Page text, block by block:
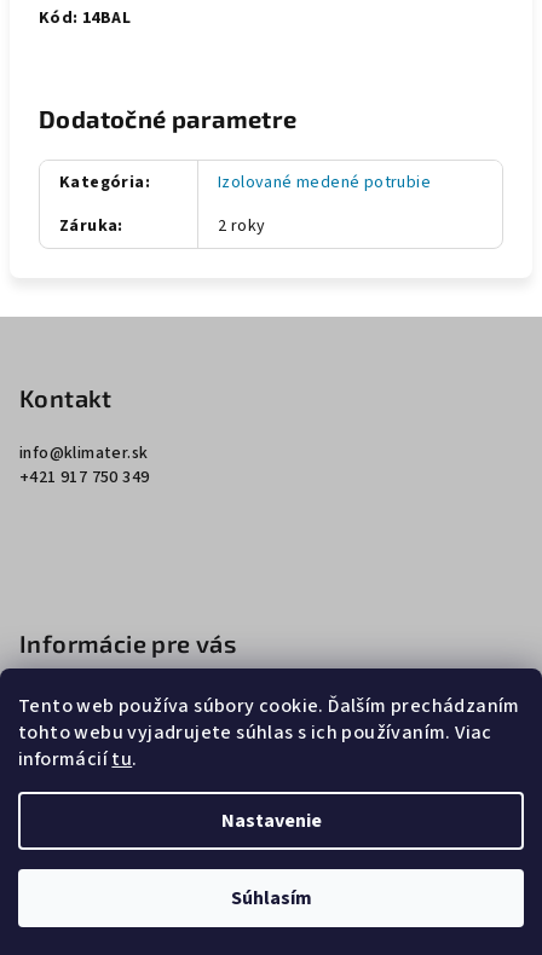
Tento web používa súbory cookie. Ďalším prechádzaním
tohto webu vyjadrujete súhlas s ich používaním. Viac
informáciítu.
Nastavenie
Súhlasím
Kód: 14BAL
Dodatočné parametre
Kategória:
Izolované medené potrubie
Záruka: 2 roky
Kontakt
info@klimater.sk
+421 917 750 349
Informácie pre vás
Ako nakupovať
Obchodné podmienky
Podmienky ochrany osobných údajov
Vytvoril Shoptet